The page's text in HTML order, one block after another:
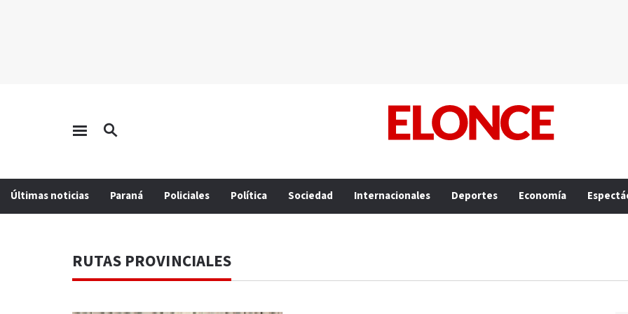
Últimas noticias Paraná Policiales Política Sociedad Internacionales Deportes Economía
RUTAS PROVINCIALES